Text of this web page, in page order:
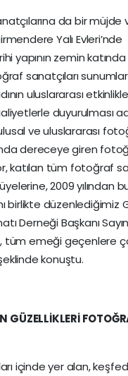
da bir müjde
Yalı
yapının zemin
sanatçıları
uluslararası
duyurulması
ve uluslararası
dereceye giren
katılan tüm fotoğraf
2009 yılından
birlikte düzenlediğimiz
Derneği Başkanı
tüm emeği geçenlere
konuştu.
GÜZELLİKLERİ
içinde yer alan,